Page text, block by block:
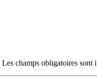
Les champs obligatoires sont